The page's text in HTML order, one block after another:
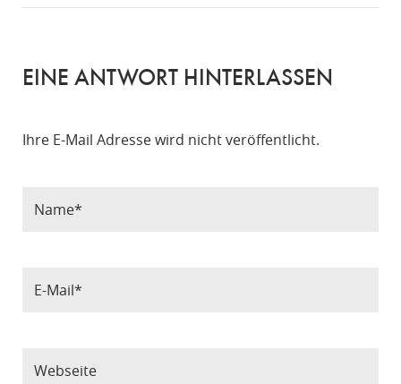
EINE ANTWORT HINTERLASSEN
Ihre E-Mail Adresse wird nicht veröffentlicht.